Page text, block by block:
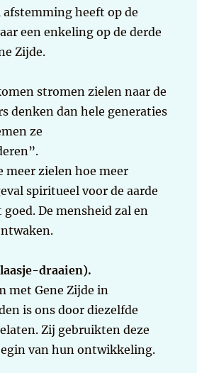
heeft op de
een enkeling op de derde
Zijde.
stromen zielen naar de
denken dan hele generaties
ze
meer zielen hoe meer
spiritueel voor de aarde
De mensheid zal en
draaien).
met Gene Zijde in
is ons door diezelfde
Zij gebruikten deze
van hun ontwikkeling.